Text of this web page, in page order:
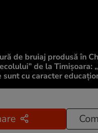
de bruiaj produsă în
de la Timișoara:
sunt cu caracter